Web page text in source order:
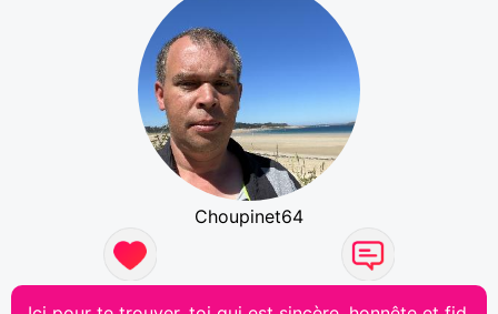
Choupinet64